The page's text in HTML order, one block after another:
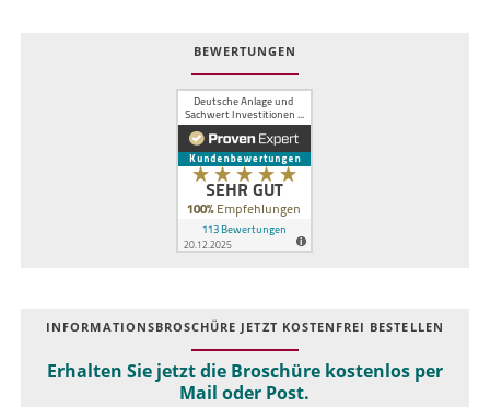
BEWERTUNGEN
INFOR­MATIONS­BROSCHÜRE JETZT KOSTEN­FREI BESTELLEN
Erhalten Sie jetzt die Broschüre kostenlos per
Mail oder Post.